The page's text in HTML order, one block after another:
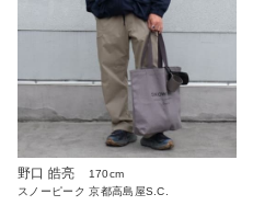
野口 皓亮
170cm
スノーピーク 京都高島屋S.C.